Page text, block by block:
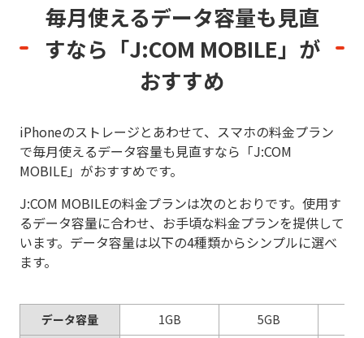
毎月使えるデータ容量も見直
すなら 「J:COM MOBILE」が
おすすめ
iPhoneのストレージとあわせて、スマホの料金プラン
で毎月使えるデータ容量も見直すなら「J:COM
MOBILE」がおすすめです。
J:COM MOBILEの料金プランは次のとおりです。使用す
るデータ容量に合わせ、お手頃な料金プランを提供して
います。データ容量は以下の4種類からシンプルに選べ
ます。
データ容量 1GB 5GB